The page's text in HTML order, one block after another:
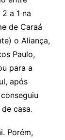
a 1 na
de Caraá
o Aliança,
Paulo,
para a
após
casa.
Porém,